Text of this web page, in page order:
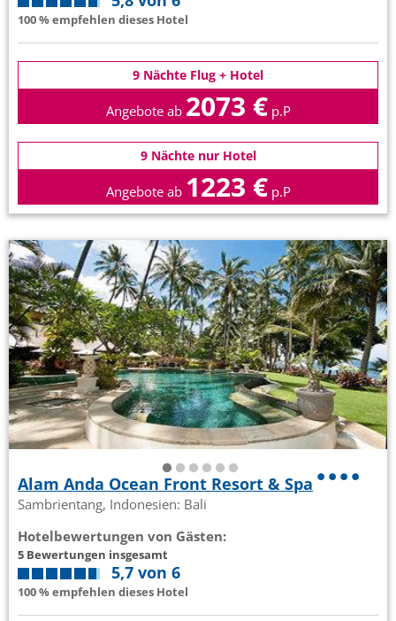
100 % empfehlen dieses Hotel
9 Nächte Flug + Hotel
Angebote ab 2073 € p.P
9 Nächte nur Hotel
Angebote ab 1223 € p.P
Alam Anda Ocean Front Resort & Spa
Sambrientang, Indonesien: Bali
Hotelbewertungen von Gästen:
5 Bewertungen insgesamt
5,7 von 6
100 % empfehlen dieses Hotel